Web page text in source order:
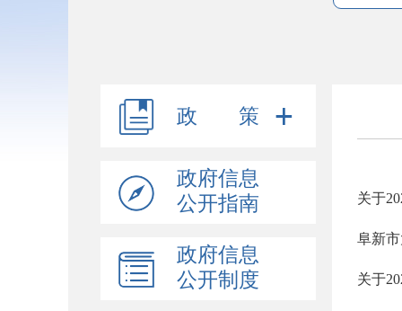
政 策
政府信息
公开指南
政府信息
公开制度
关于
阜新
关于